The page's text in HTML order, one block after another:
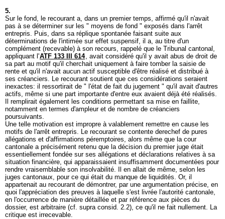
5.
Sur le fond, le recourant a, dans un premier temps, affirmé qu'il n'avait
pas à se déterminer sur les " moyens de fond " exposés dans l'arrêt
entrepris. Puis, dans sa réplique spontanée faisant suite aux
déterminations de l'intimée sur effet suspensif, il a, au titre d'un
complément (recevable) à son recours, rappelé que le Tribunal cantonal,
appliquant l'ATF 133 III 614, avait considéré qu'il y avait abus de droit de
sa part au motif qu'il cherchait uniquement à faire tomber la saisie de
rente et qu'il n'avait aucun actif susceptible d'être réalisé et distribué à
ses créanciers. Le recourant soutient que ces considérations seraient
inexactes: il ressortirait de " l'état de fait du jugement " qu'il avait d'autres
actifs, même si une part importante d'entre eux avaient déjà été réalisés.
Il remplirait également les conditions permettant sa mise en faillite,
notamment en termes d'ampleur et de nombre de créanciers
poursuivants.
Une telle motivation est impropre à valablement remettre en cause les
motifs de l'arrêt entrepris. Le recourant se contente derechef de pures
allégations et d'affirmations péremptoires, alors même que la cour
cantonale a précisément retenu que la décision du premier juge était
essentiellement fondée sur ses allégations et déclarations relatives à sa
situation financière, qui apparaissaient insuffisamment documentées pour
rendre vraisemblable son insolvabilité. Il en allait de même, selon les
juges cantonaux, pour ce qui était du manque de liquidités. Or, il
appartenait au recourant de démontrer, par une argumentation précise, en
quoi l'appréciation des preuves à laquelle s'est livrée l'autorité cantonale,
en l'occurrence de manière détaillée et par référence aux pièces du
dossier, est arbitraire (cf. supra consid. 2.2), ce qu'il ne fait nullement. La
critique est irrecevable.